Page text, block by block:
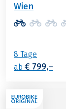
Wien
8 Tage
ab € 799,–